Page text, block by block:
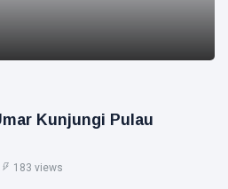
Kunjungi Pulau
183 views